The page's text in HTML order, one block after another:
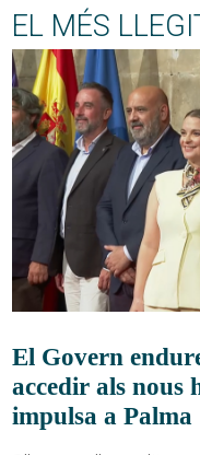
EL MÉS
El Govern
accedir als nous
impulsa a Palma